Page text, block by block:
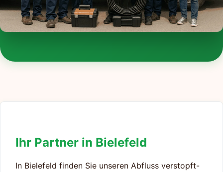
Ihr Partner in Bielefeld
In Bielefeld finden Sie unseren Abfluss verstopft-